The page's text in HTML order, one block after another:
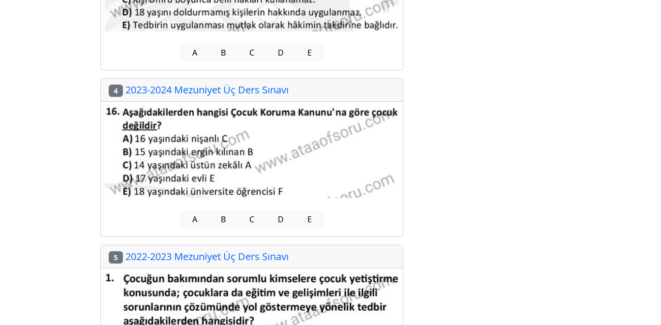
A B C D E
4 2023-2024 Mezuniyet Üç Ders Sınavı
A B C D E
5 2022-2023 Mezuniyet Üç Ders Sınavı